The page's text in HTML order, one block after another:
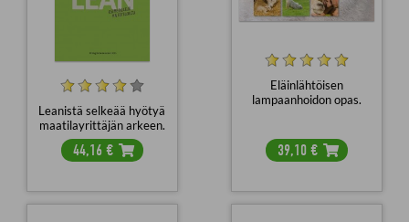
Leanistä selkeää hyötyä
maatilayrittäjän arkeen.
€
44,16
Eläinlähtöisen
lampaanhoidon opas.
€
39,10